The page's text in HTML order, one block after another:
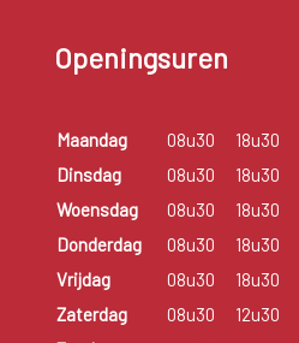
Openingsuren
Maandag 08u30
18u30
Dinsdag
08u30
18u30
Woensdag
08u30
18u30
Donderdag
08u30
18u30
Vrijdag
08u30
18u30
Zaterdag
08u30
12u30